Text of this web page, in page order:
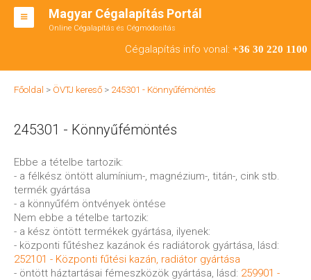
Magyar Cégalapítás Portál
Online Cégalapítás és Cégmódosítás
Cégalapítás info vonal: +36 30 220 1100
BT ALAPÍTÁS
CÉGMÓDOSÍTÁS
ÁTALAKULÁS
TEÁOR SZÁMOK '08
ENGEDÉLYKÖTELES
KAPCSOLAT
IRODÁK
Főoldal > ÖVTJ kereső > 245301 - Könnyűfémöntés
245301 - Könnyűfémöntés
Ebbe a tételbe tartozik:
- a félkész öntött alumínium-, magnézium-, titán-, cink stb.
termék gyártása
- a könnyűfém öntvények öntése
Nem ebbe a tételbe tartozik:
- a kész öntött termékek gyártása, ilyenek:
- központi fűtéshez kazánok és radiátorok gyártása, lásd:
252101 - Központi fűtési kazán, radiátor gyártása
- öntött háztartásai fémeszközök gyártása, lásd: 259901 -